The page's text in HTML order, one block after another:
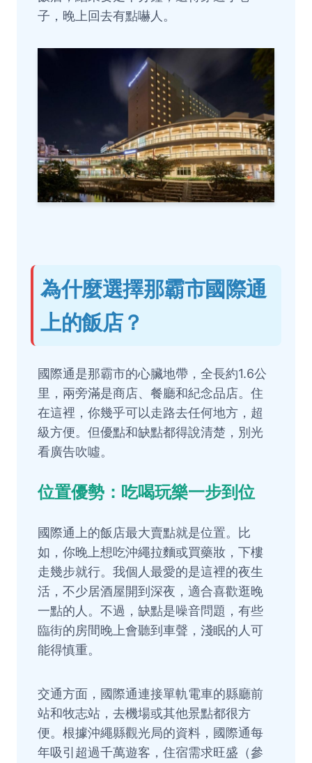
子，晚上回去有點嚇人。
為什麼選擇那霸市國際通
上的飯店？
國際通是那霸市的心臟地帶，全長約1.6公
里，兩旁滿是商店、餐廳和紀念品店。住
在這裡，你幾乎可以走路去任何地方，超
級方便。但優點和缺點都得說清楚，別光
看廣告吹噓。
位置優勢：吃喝玩樂一步到位
國際通上的飯店最大賣點就是位置。比
如，你晚上想吃沖繩拉麵或買藥妝，下樓
走幾步就行。我個人最愛的是這裡的夜生
活，不少居酒屋開到深夜，適合喜歡逛晚
一點的人。不過，缺點是噪音問題，有些
臨街的房間晚上會聽到車聲，淺眠的人可
能得慎重。
交通方面，國際通連接單軌電車的縣廳前
站和牧志站，去機場或其他景點都很方
便。根據沖繩縣觀光局的資料，國際通每
年吸引超過千萬遊客，住宿需求旺盛（參